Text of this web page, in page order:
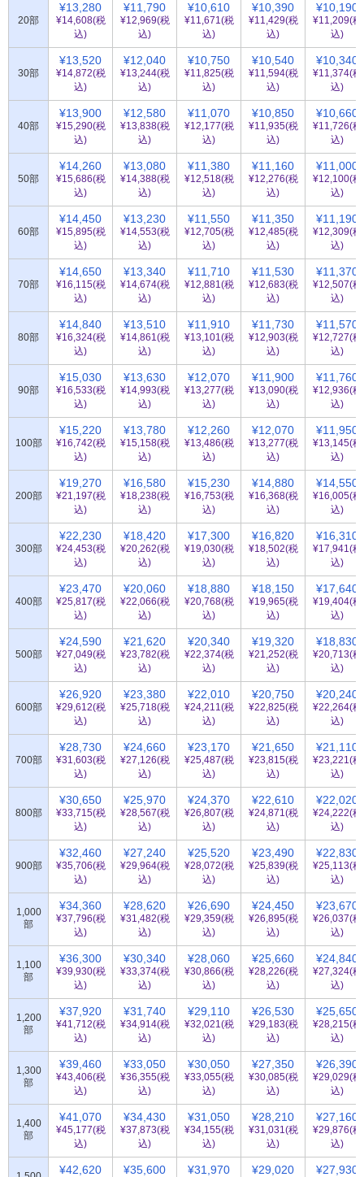
20部
¥13,280
¥14,608(税
込)
¥11,790
¥12,969(税
込)
¥10,610
¥11,671(税
込)
¥10,390
¥11,429(税
込)
¥10,190
¥11,209(税
込)
30部
¥13,520
¥14,872(税
込)
¥12,040
¥13,244(税
込)
¥10,750
¥11,825(税
込)
¥10,540
¥11,594(税
込)
¥10,340
¥11,374(税
込)
40部
¥13,900
¥15,290(税
込)
¥12,580
¥13,838(税
込)
¥11,070
¥12,177(税
込)
¥10,850
¥11,935(税
込)
¥10,660
¥11,726(税
込)
50部
¥14,260
¥15,686(税
込)
¥13,080
¥14,388(税
込)
¥11,380
¥12,518(税
込)
¥11,160
¥12,276(税
込)
¥11,000
¥12,100(税
込)
60部
¥14,450
¥15,895(税
込)
¥13,230
¥14,553(税
込)
¥11,550
¥12,705(税
込)
¥11,350
¥12,485(税
込)
¥11,190
¥12,309(税
込)
70部
¥14,650
¥16,115(税
込)
¥13,340
¥14,674(税
込)
¥11,710
¥12,881(税
込)
¥11,530
¥12,683(税
込)
¥11,370
¥12,507(税
込)
80部
¥14,840
¥16,324(税
込)
¥13,510
¥14,861(税
込)
¥11,910
¥13,101(税
込)
¥11,730
¥12,903(税
込)
¥11,570
¥12,727(税
込)
90部
¥15,030
¥16,533(税
込)
¥13,630
¥14,993(税
込)
¥12,070
¥13,277(税
込)
¥11,900
¥13,090(税
込)
¥11,760
¥12,936(税
込)
100部
¥15,220
¥16,742(税
込)
¥13,780
¥15,158(税
込)
¥12,260
¥13,486(税
込)
¥12,070
¥13,277(税
込)
¥11,950
¥13,145(税
込)
200部
¥19,270
¥21,197(税
込)
¥16,580
¥18,238(税
込)
¥15,230
¥16,753(税
込)
¥14,880
¥16,368(税
込)
¥14,550
¥16,005(税
込)
300部
¥22,230
¥24,453(税
込)
¥18,420
¥20,262(税
込)
¥17,300
¥19,030(税
込)
¥16,820
¥18,502(税
込)
¥16,310
¥17,941(税
込)
400部
¥23,470
¥25,817(税
込)
¥20,060
¥22,066(税
込)
¥18,880
¥20,768(税
込)
¥18,150
¥19,965(税
込)
¥17,640
¥19,404(税
込)
500部
¥24,590
¥27,049(税
込)
¥21,620
¥23,782(税
込)
¥20,340
¥22,374(税
込)
¥19,320
¥21,252(税
込)
¥18,830
¥20,713(税
込)
600部
¥26,920
¥29,612(税
込)
¥23,380
¥25,718(税
込)
¥22,010
¥24,211(税
込)
¥20,750
¥22,825(税
込)
¥20,240
¥22,264(税
込)
700部
¥28,730
¥31,603(税
込)
¥24,660
¥27,126(税
込)
¥23,170
¥25,487(税
込)
¥21,650
¥23,815(税
込)
¥21,110
¥23,221(税
込)
800部
¥30,650
¥33,715(税
込)
¥25,970
¥28,567(税
込)
¥24,370
¥26,807(税
込)
¥22,610
¥24,871(税
込)
¥22,020
¥24,222(税
込)
900部
¥32,460
¥35,706(税
込)
¥27,240
¥29,964(税
込)
¥25,520
¥28,072(税
込)
¥23,490
¥25,839(税
込)
¥22,830
¥25,113(税
込)
1,000
部
¥34,360
¥37,796(税
込)
¥28,620
¥31,482(税
込)
¥26,690
¥29,359(税
込)
¥24,450
¥26,895(税
込)
¥23,670
¥26,037(税
込)
1,100
部
¥36,300
¥39,930(税
込)
¥30,340
¥33,374(税
込)
¥28,060
¥30,866(税
込)
¥25,660
¥28,226(税
込)
¥24,840
¥27,324(税
込)
1,200
部
¥37,920
¥41,712(税
込)
¥31,740
¥34,914(税
込)
¥29,110
¥32,021(税
込)
¥26,530
¥29,183(税
込)
¥25,650
¥28,215(税
込)
1,300
部
¥39,460
¥43,406(税
込)
¥33,050
¥36,355(税
込)
¥30,050
¥33,055(税
込)
¥27,350
¥30,085(税
込)
¥26,390
¥29,029(税
込)
1,400
部
¥41,070
¥45,177(税
込)
¥34,430
¥37,873(税
込)
¥31,050
¥34,155(税
込)
¥28,210
¥31,031(税
込)
¥27,160
¥29,876(税
込)
¥42,620 ¥35,600 ¥31,970 ¥29,020 ¥27,930